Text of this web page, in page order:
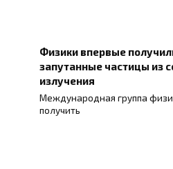
Физики впервые
запутанные частицы из
излучения
Международная группа
получить